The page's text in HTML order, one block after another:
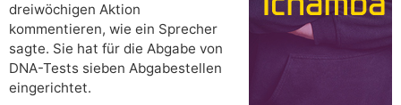
dreiwöchigen Aktion
kommentieren, wie ein Sprecher
sagte. Sie hat für die Abgabe von
DNA-Tests sieben Abgabestellen
eingerichtet.